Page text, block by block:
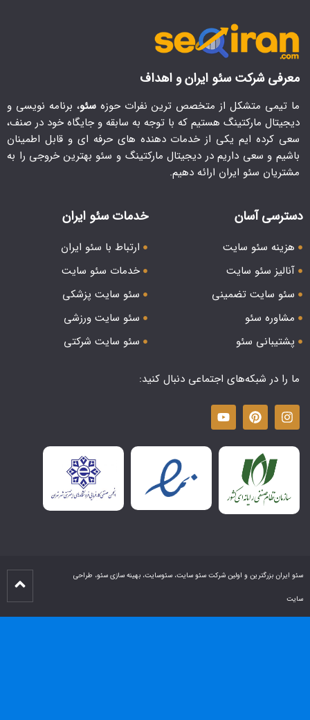
معرفی شرکت سئو ایران و اهداف
ما تیمی متشکل از متخصص ترین نفرات حوزه سئو، برنامه نویسی و
دیجیتال مارکتینگ هستیم که با توجه به سابقه و جایگاه خود در صنف،
سعی کرده ایم یکی از خدمات دهنده های حرفه ای و قابل اطمینان
باشیم و سعی داریم در دیجیتال مارکتینگ و سئو بهترین خروجی را به
مشتریان سئو ایران ارائه دهیم.
دسترسی آسان
هزینه سئو سایت
آنالیز سئو سایت
سئو سایت تضمینی
مشاوره سئو
پشتیبانی سئو
خدمات سئو ایران
ارتباط با سئو ایران
خدمات سئو سایت
سئو سایت پزشکی
سئو سایت ورزشی
سئو سایت شرکتی
ما را در شبکه‌های اجتماعی دنبال کنید:
سئو ایران بزرگترین و اولین شرکت سئو سایت، سئوسایت، بهینه سازی سئو، طراحی
سایت